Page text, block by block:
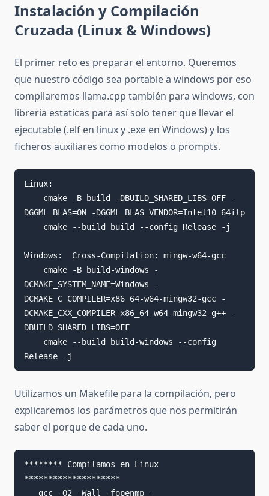
Instalación y Compilación
Cruzada (Linux & Windows)
El primer reto es preparar el entorno. Queremos
que nuestro código sea portable a windows por eso
compilaremos llama.cpp también para windows, con
libreria estaticas para así solo tener que llevar el
ejecutable (.elf en linux y .exe en Windows) y los
ficheros auxiliares como modelos o prompts.
Linux:
DGGML_BLAS=ON -DGGML_BLAS_VENDOR=Intel10_64ilp
Windows:  Cross-Compilation: mingw-w64-gcc
DCMAKE_SYSTEM_NAME=Windows -
DCMAKE_C_COMPILER=x86_64-w64-mingw32-gcc -
DCMAKE_CXX_COMPILER=x86_64-w64-mingw32-g++ -
DBUILD_SHARED_LIBS=OFF
Release -j
Utilizamos un Makefile para la compilación, pero
explicaremos los parámetros que nos permitirán
saber el porque de cada uno.
******** Compilamos en Linux
********************